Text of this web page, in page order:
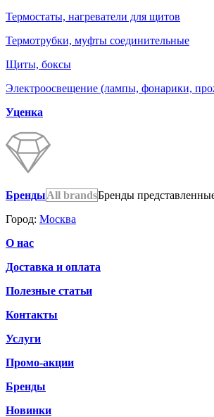
Термостаты, нагреватели для щитов
Термотрубки, муфты соединительные
Щиты, боксы
Электроосвещение (лампы, фонарики,
Уценка
БрендыAll brandsБренды
Город: Москва
О нас
Доставка и оплата
Полезные статьи
Контакты
Услуги
Промо-акции
Бренды
Новинки